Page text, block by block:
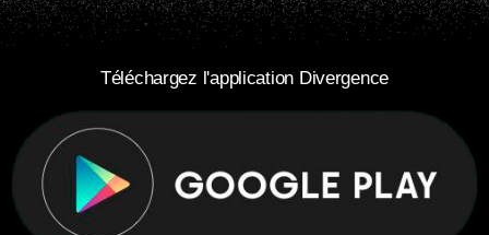
Téléchargez l'application Divergence